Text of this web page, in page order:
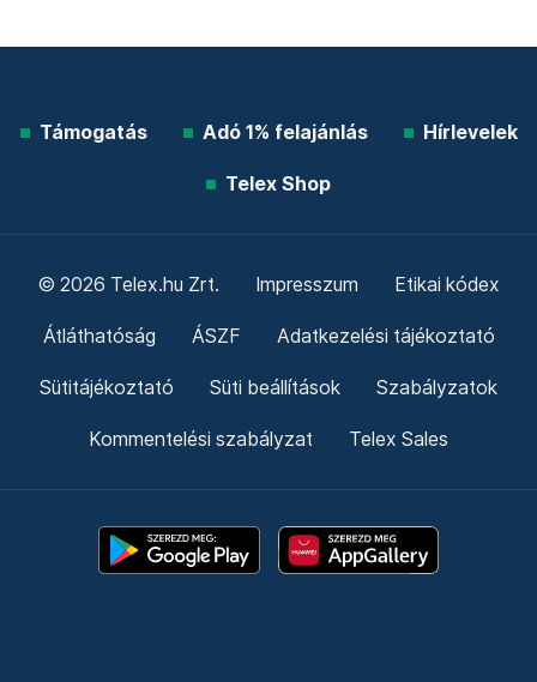
Támogatás Adó 1% felajánlás Hírlevelek
Telex Shop
© 2026 Telex.hu Zrt. Impresszum Etikai kódex
Átláthatóság ÁSZF Adatkezelési tájékoztató
Sütitájékoztató Süti beállítások Szabályzatok
Kommentelési szabályzat Telex Sales